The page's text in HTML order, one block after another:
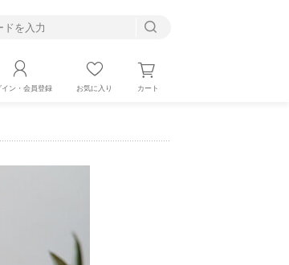
イン・会員登録 お気に入り カート